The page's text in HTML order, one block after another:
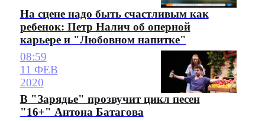
На сцене надо быть счастливым как
ребенок: Петр Налич об оперной
карьере и "Любовном напитке"
08:59
11 ФЕВ
2020
В "Зарядье" прозвучит цикл песен
"16+" Антона Батагова